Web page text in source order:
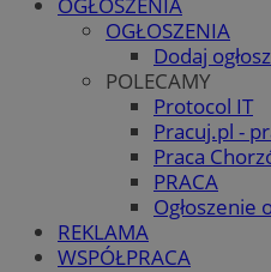
OGŁOSZENIA
Dodaj
POLECAMY
Protocol IT
Pracuj.pl -
Praca
PRACA
Ogłoszenie
REKLAMA
WSPÓŁPRACA